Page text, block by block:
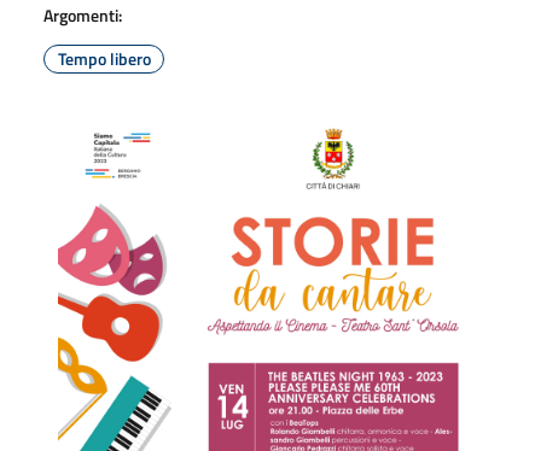
Argomenti:
Tempo libero